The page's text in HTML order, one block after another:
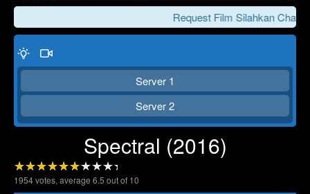
Request Film Silahkan Chat
Server 1
Server 2
Spectral (2016)
1954votes, average 6.5 out of 10